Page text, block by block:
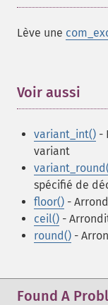
Lève une
Voir aussi
variant_int() -
variant
spécifié de
floor() -
ceil() -
round() -
Found A